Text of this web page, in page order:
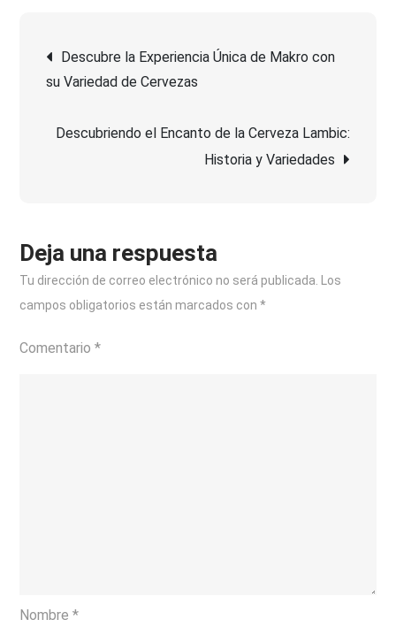
Auténtico
Sin
Alcohol
Navegación
de
entradas
Descubre la Experiencia Única de Makro con
su Variedad de Cervezas
Descubriendo el Encanto de la Cerveza Lambic:
Historia y Variedades
Deja una respuesta
Tu dirección de correo electrónico no será publicada.
Los
campos obligatorios están marcados con*
Comentario*
Nombre*